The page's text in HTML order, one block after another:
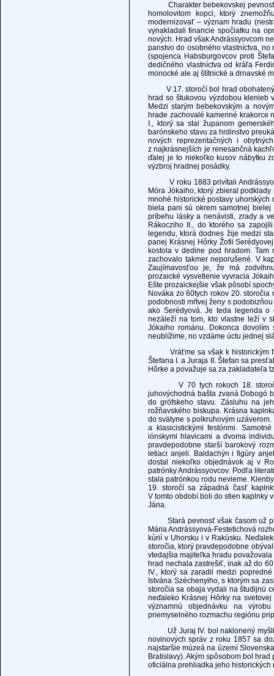
Charakter bebekovskej pevnosti
homolovitom kopci, ktorý
modernizovať – význam hradu
vynakladali financie spočiatku na
nových. Hrad však Andrássyovcom
panstvo do osobného vlastníctva,
(spojenca Habsburgovcov proti
dedičného vlastníctva od kráľa
monocké ale aj štítnické a drnavské
V 17. storočí bol hrad obohatený o
hrad so štukovou výzdobou klenieb
Medzi starým bebekovským a
hrade zachovalé kamenné krakorce
I., ktorý sa stal županom
barónskeho stavu za hrdinstvo
nových reprezentačných i
z najkrásnejších je renesančná
ďalej je to niekoľko kusov nábytku
výzbroj hradnej posádky.
V roku 1883 privítali
Móra Jókaiho, ktorý zbieral
mnohé historické postavy
biela pani sú okrem samotnej
príbehu lásky a nenávisti, zrady a
Rákocziho II., do ktorého sa
legendu, ktorá dodnes žije medzi
panej Krásnej Hôrky Žofii
kostola v dedine pod hradom.
zachovalo takmer neporušené. V
Zaujímavosťou je, že má
prozaické vysvetlenie vyvracia
Ešte prozaickejšie však pôsobí
Nováka zo 60tych rokov 20.
podobnosti mŕtvej ženy s
ako Serédyová. Je teda legenda o
nezáleží na tom, kto vlastne leží v
Jókaiho románu. Dokonca
neublížime, no vzdáme úctu jednej
Vráťme sa však k historickým
Štefana I. a Juraja II. Štefan sa
Hôrke a považuje sa za zakladateľa
V 70 tych rokoch 18. storočia
juhovýchodná bašta zvaná Dobogó
do grófskeho stavu. Zásluhu na
rožňavského biskupa. Krásna
do svätyne s polkruhovým
a klasicistickými festónmi.
iónskymi hlavicami a dvoma
pravdepodobne starší barokový
letiaci anjeli. Baldachýn i figúry
dostal niekoľko objednávok aj v
patrónky Andrássyovcov. Podľa
stala patrónkou rodu nevieme.
19. storočí sa západná časť
V tomto období boli do stien kaplnky
Jána.
Stará pevnosť však časom už pre
Mária Andrássyová-Festetichová
kúrií v Uhorsku i v Rakúsku.
storočia, ktorý pravdepodobne
vtedajšia majiteľka hradu
hrad nechala zastrešiť, inak až do
IV., ktorý sa zaradil medzi
Istvána Széchenyiho, s ktorým sa
storočia sa obaja vydali na študijnú
neďaleko Krásnej Hôrky na
významnú objednávku na
priemyselného rozmachu regiónu
Už Juraj IV. bol naklonený
novinových správ z roku 1857 sa
najstaršie múzeá na území
Bratislavy). Akým spôsobom bol
oficiálna prehliadka jeho